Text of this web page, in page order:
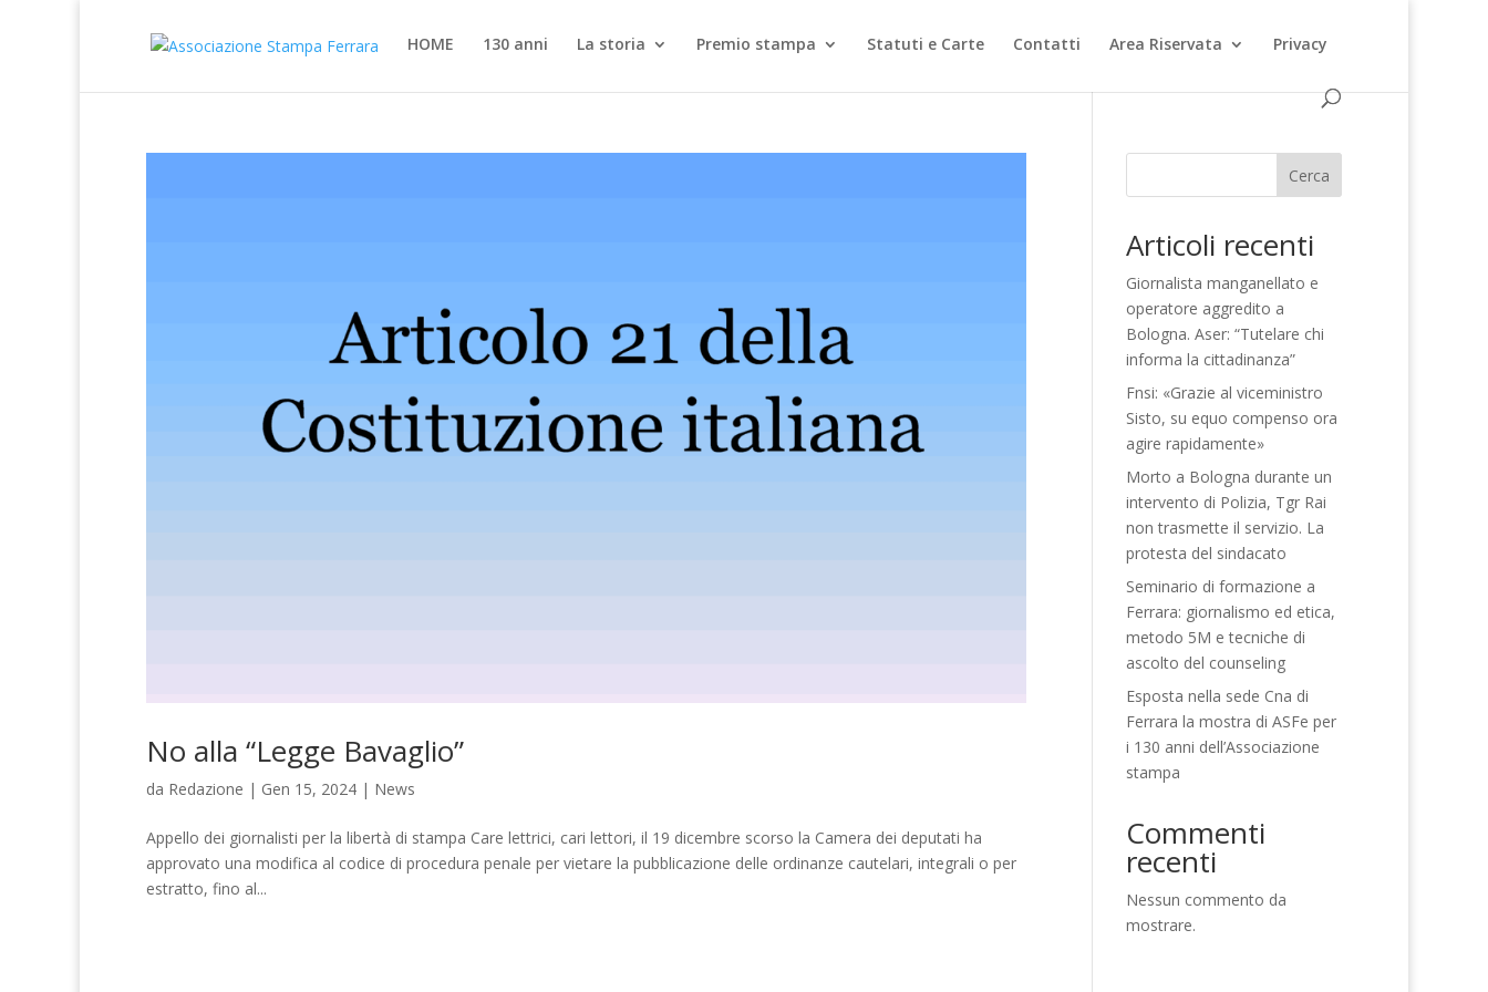
HOME 130 anni La storia Premio stampa Statuti e Carte Contatti Area Riservata Privacy
No alla “Legge Bavaglio”
da Redazione | Gen 15, 2024 | News
Appello dei giornalisti per la libertà di stampa Care lettrici, cari lettori, il 19 dicembre scorso la Camera dei deputati ha
approvato una modifica al codice di procedura penale per vietare la pubblicazione delle ordinanze cautelari, integrali o per
estratto, fino al...
Cerca
Articoli recenti
Giornalista manganellato e
operatore aggredito a
Bologna. Aser: “Tutelare chi
informa la cittadinanza”
Fnsi: «Grazie al viceministro
Sisto, su equo compenso ora
agire rapidamente»
Morto a Bologna durante un
intervento di Polizia, Tgr Rai
non trasmette il servizio. La
protesta del sindacato
Seminario di formazione a
Ferrara: giornalismo ed etica,
metodo 5M e tecniche di
ascolto del counseling
Esposta nella sede Cna di
Ferrara la mostra di ASFe per
i 130 anni dell’Associazione
stampa
Commenti
recenti
Nessun commento da
mostrare.